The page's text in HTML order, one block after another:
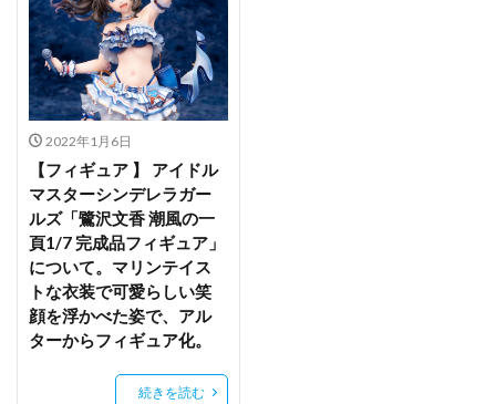
桜沢墨
桜沢由佳
森カリオペ
椎名真昼
楽園追放 -Expelled from Paradise-
樫野
橘ありす
機動戦士ガンダム 水星の魔女
機動戦士ガンダム 第08MS小隊
機動戦士ガンダムSEED DESTINY
機動戦士ガンダム 鉄血のオルフェンズG
機動戦艦ナデシコ
機動戦隊アイアンサーガ
櫻井桃華
武装神姫
比那名居天子
水原千鶴
水星・マーキュリー
水霊使いエリア/Eria the Water Chamer
2022年1月6日
【フィギュア 】 アイドル
マスターシンデレラガー
ルズ「鷺沢文香 潮風の一
頁1/7 完成品フィギュア」
について。マリンテイス
トな衣装で可愛らしい笑
顔を浮かべた姿で、アル
ターからフィギュア化。
続きを読む